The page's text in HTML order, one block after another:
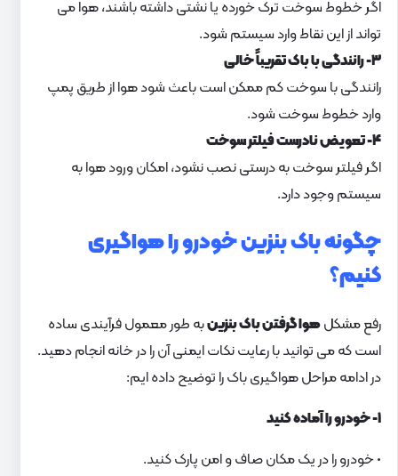
اگر خطوط سوخت ترک خورده یا نشتی داشته باشند، هوا می
تواند از این نقاط وارد سیستم شود.
۳- رانندگی با باک تقریباً خالی
رانندگی با سوخت کم ممکن است باعث شود هوا از طریق پمپ
وارد خطوط سوخت شود.
۴- تعویض نادرست فیلتر سوخت
اگر فیلتر سوخت به درستی نصب نشود، امکان ورود هوا به
سیستم وجود دارد.
چگونه باک بنزین خودرو را هواگیری
کنیم؟
رفع مشکلهوا گرفتن باک بنزینبه طور معمول فرآیندی ساده
است که می توانید با رعایت نکات ایمنی آن را در خانه انجام دهید.
در ادامه مراحل هواگیری باک را توضیح داده ایم:
۱- خودرو را آماده کنید
• خودرو را در یک مکان صاف و امن پارک کنید.